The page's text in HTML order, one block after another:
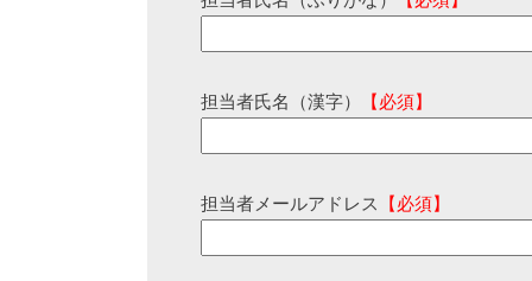
担当者氏名（漢字） 【必須】
担当者メールアドレス 【必須】